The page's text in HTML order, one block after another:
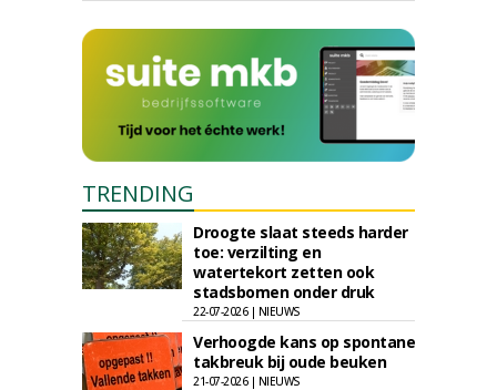
TRENDING
Droogte slaat steeds harder
toe: verzilting en
watertekort zetten ook
stadsbomen onder druk
22-07-2026 | NIEUWS
Verhoogde kans op spontane
takbreuk bij oude beuken
21-07-2026 | NIEUWS